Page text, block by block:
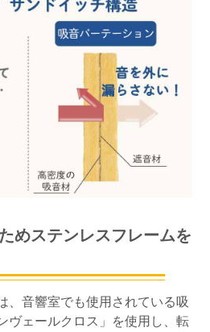
めステンレスフレームを
、音響室でも使用されている吸
ヴェールクロス」を使用し、転